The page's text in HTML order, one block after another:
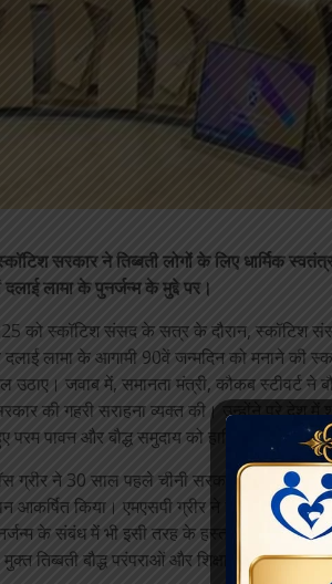
सरकार ने तिब्बती लोगों के लिए धार्मिक
लामा के पुनर्जन्म के मुद्दे पर।
को स्कॉटिश संसद के सत्र के दौरान, स्कॉटिश
लामा के आगामी 90वें जन्मदिन को मनाने की
उठाए। जवाब में, समानता मंत्री, कौकब स्टीवर्ट
की गहरी सराहना व्यक्त की। उन्होंने पूरे देश
परम पावन और बौद्ध समुदाय को हार्दिक शुभकामनाएं
ग्रीर ने 30 साल पहले चीनी सरकार द्वारा छह
आकर्षित किया। एमएसपी ग्रीर ने तिब्बतियों के
के संबंध में भी इसी तरह के हस्तक्षेप का
तिब्बती बौद्ध परंपराओं और शिक्षाओं के अनुसार